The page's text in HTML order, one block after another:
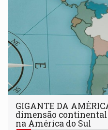
GIGANTE DA
dimensão continental
na América do Sul